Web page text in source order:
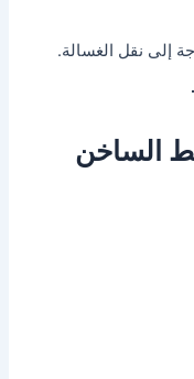
إلى نقل الغسالة.
الساخن